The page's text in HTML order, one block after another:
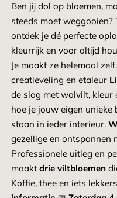
Ben jij dol op bloemen,
steeds moet
ontdek je dé perfecte
kleurrijk en voor altijd
Je maakt ze helemaal
creatieveling en etaleur
de slag met wolvilt, kleur
hoe je jouw eigen
staan in ieder interieur.
gezellige en ontspannen
Professionele uitleg en
maaktdrie viltbloemen
Koffie, thee en iets